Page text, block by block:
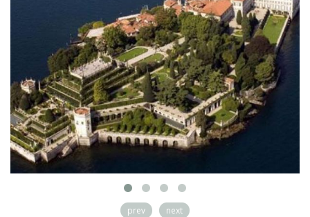
prev next